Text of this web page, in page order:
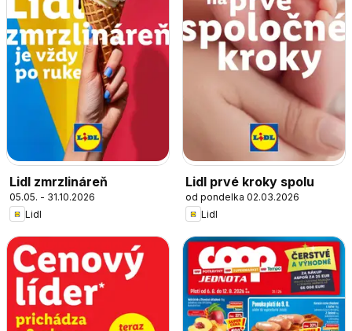
Lidl zmrzlináreň
05.05. - 31.10.2026
Lidl
Lidl prvé kroky spolu
od pondelka 02.03.2026
Lidl